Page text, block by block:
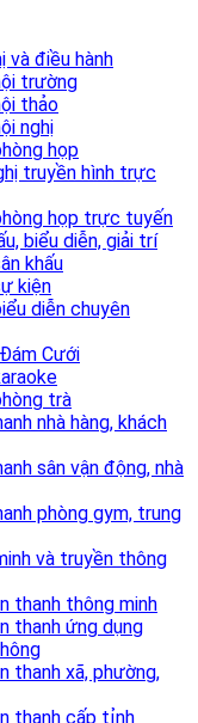
và điều hành
trường
thảo
nghị
họp
truyền hình trực
họp trực tuyến
biểu diễn, giải trí
khấu
kiện
diễn chuyên
Cưới
trà
nhà hàng, khách
sân vận động, nhà
phòng gym, trung
và truyền thông
thanh thông minh
thanh ứng dụng
thanh xã, phường,
thanh cấp tỉnh